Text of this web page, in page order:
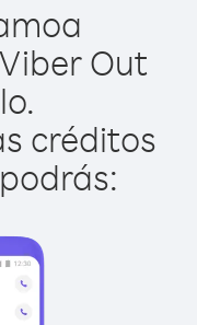
Out
créditos